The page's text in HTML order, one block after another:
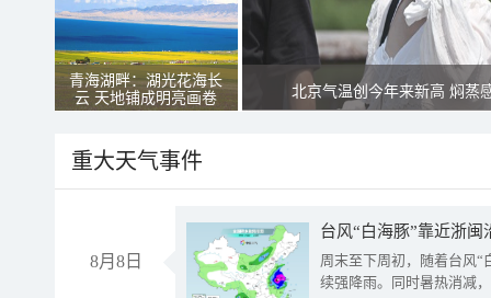
青海湖畔：湖光花海长
云 天地铺成明亮画卷
北京气温创今年来新高 焖蒸
重大天气事件
8月8日
台风“白海豚”靠近浙
周末至下周初，随着台风“
续强降雨。同时暑热消减